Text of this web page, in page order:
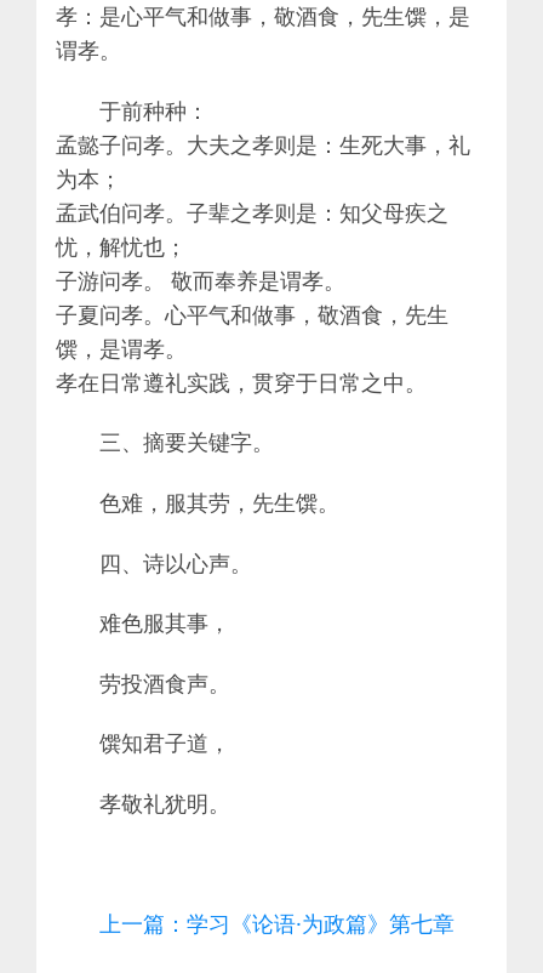
孝：是心平气和做事，敬酒食，先生馔，是
谓孝。
于前种种：
孟懿子问孝。大夫之孝则是：生死大事，礼
为本；
孟武伯问孝。子辈之孝则是：知父母疾之
忧，解忧也；
子游问孝。 敬而奉养是谓孝。
子夏问孝。心平气和做事，敬酒食，先生
馔，是谓孝。
孝在日常遵礼实践，贯穿于日常之中。
三、摘要关键字。
色难，服其劳，先生馔。
四、诗以心声。
难色服其事，
劳投酒食声。
馔知君子道，
孝敬礼犹明。
上一篇：学习《论语·为政篇》第七章